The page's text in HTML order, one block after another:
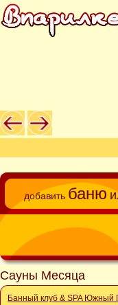
добавить баню
Сауны Месяца
Банный клуб & SPA Южный